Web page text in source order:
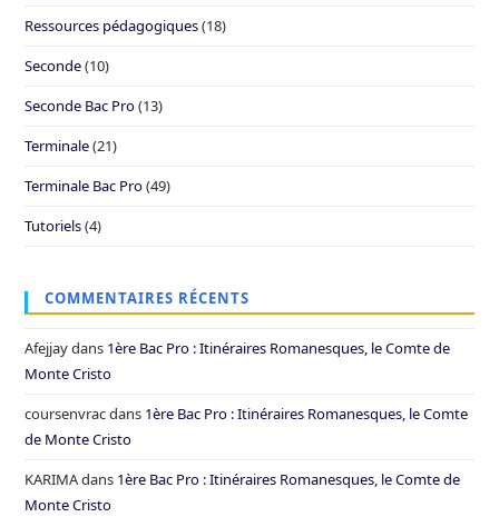
Ressources pédagogiques(18)
Seconde(10)
Seconde Bac Pro(13)
Terminale(21)
Terminale Bac Pro(49)
Tutoriels(4)
COMMENTAIRES RÉCENTS
Afejjaydans 1ère Bac Pro : Itinéraires Romanesques, le Comte de
Monte Cristo
coursenvracdans 1ère Bac Pro : Itinéraires Romanesques, le Comte
de Monte Cristo
KARIMAdans 1ère Bac Pro : Itinéraires Romanesques, le Comte de
Monte Cristo